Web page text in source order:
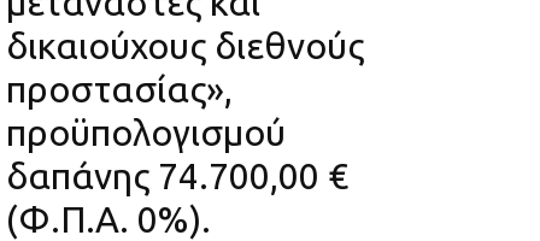
δικαιούχους διεθνούς
προστασίας»,
προϋπολογισμού
δαπάνης 74.700,00 €
(Φ.Π.Α. 0%).